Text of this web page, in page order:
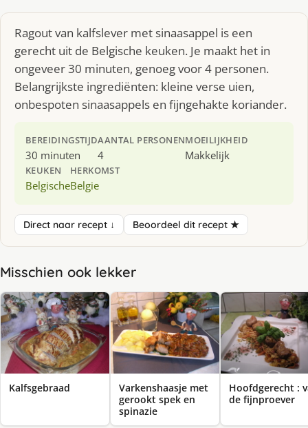
Ragout van kalfslever met sinaasappel is een
gerecht uit de Belgische keuken. Je maakt het in
ongeveer 30 minuten, genoeg voor 4 personen.
Belangrijkste ingrediënten: kleine verse uien,
onbespoten sinaasappels en fijngehakte koriander.
BEREIDINGSTIJD
30 minuten
AANTAL PERSONEN
4
MOEILIJKHEID
Makkelijk
KEUKEN
Belgische
HERKOMST
Belgie
Direct naar recept ↓ Beoordeel dit recept ★
Misschien ook lekker
Kalfsgebraad
Varkenshaasje met
gerookt spek en
spinazie
Hoofdgerecht :
de fijnproever